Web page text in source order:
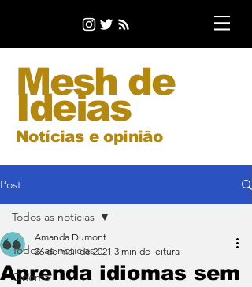
Mesh de
Ideias
Notícias e opinião
Post
Todos as notícias
Cinema
Todos as notícias
Aprenda idiomas sem
Amanda Dumont
26 de mai. de 2021 3 min de leitura